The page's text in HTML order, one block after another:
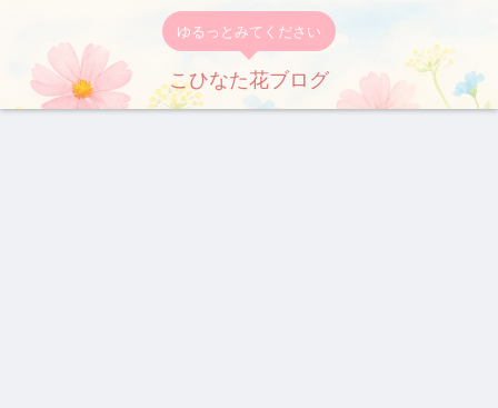
ゆるっとみてください
こひなた花ブログ